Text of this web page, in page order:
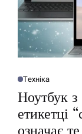
О
Б
Л
І
К
Техніка
Ноутбук
етикетці
означає